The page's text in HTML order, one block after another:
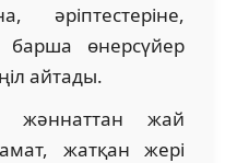
әріптестеріне,
барша өнерсүйер
айтады.
жәннаттан жай
жатқан жері